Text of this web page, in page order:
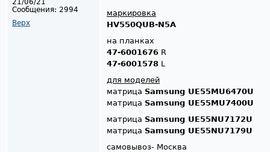
21/06/21
Сообщения: 2994
Верх
маркировка
HV550QUB-N5A
на планках
47-6001676 R
47-6001578 L
для моделей
матрица Samsung UE55MU6470U​​​​​​​
матрица Samsung UE55MU7400U
матрица Samsung UE55NU7172U
матрица Samsung UE55NU7179U
самовывоз- Москва